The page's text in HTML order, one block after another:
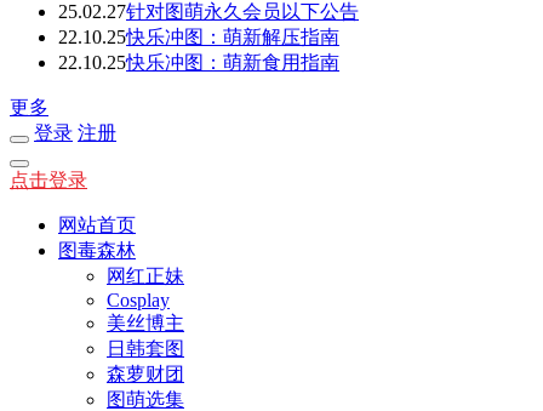
25.02.27针对图萌永久会员以下公告
22.10.25快乐冲图：萌新解压指南
22.10.25快乐冲图：萌新食用指南
更多
登录 注册
点击登录
网站首页
图毒森林
网红正妹
Cosplay
美丝博主
日韩套图
森萝财团
图萌选集